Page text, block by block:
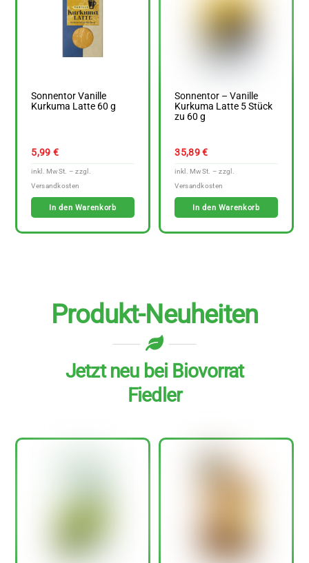
Sonnentor Vanille
Kurkuma Latte 60 g
5,99 €
In den Warenkorb
Sonnentor – Vanille
Kurkuma Latte 5 Stück
zu 60 g
35,89€
In den Warenkorb
Produkt-Neuheiten
Jetzt neu bei Biovorrat
Fiedler